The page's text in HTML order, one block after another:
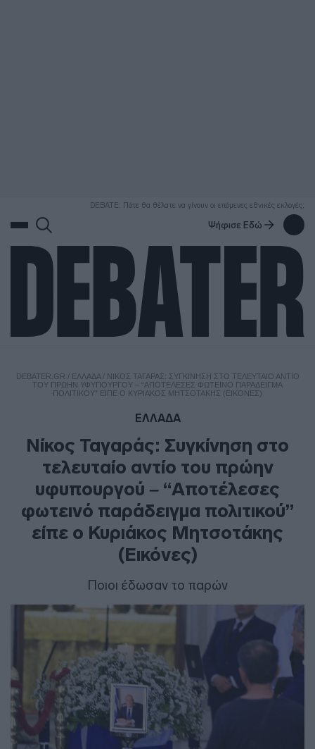
DEBATE: Πότε θα θέλατε να γίνουν οι επόμενες εθνικές εκλογές;
Ψήφισε Εδώ
DEBATER.GR / ΕΛΛΑΔΑ/ ΝΊΚΟΣ ΤΑΓΑΡΆΣ: ΣΥΓΚΊΝΗΣΗ ΣΤΟ ΤΕΛΕΥΤΑΊΟ ΑΝΤΊΟ
ΤΟΥ ΠΡΏΗΝ ΥΦΥΠΟΥΡΓΟΎ – “ΑΠΟΤΈΛΕΣΕΣ ΦΩΤΕΙΝΌ ΠΑΡΆΔΕΙΓΜΑ
ΠΟΛΙΤΙΚΟΎ” ΕΊΠΕ Ο ΚΥΡΙΆΚΟΣ ΜΗΤΣΟΤΆΚΗΣ (ΕΙΚΌΝΕΣ)
ΕΛΛΑΔΑ
Νίκος Ταγαράς: Συγκίνηση στο
τελευταίο αντίο του πρώην
υφυπουργού – “Αποτέλεσες
φωτεινό παράδειγμα πολιτικού”
είπε ο Κυριάκος Μητσοτάκης
(Εικόνες)
Ποιοι έδωσαν το παρών